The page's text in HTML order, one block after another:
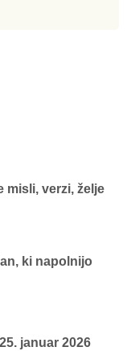
misli, verzi, želje
ki napolnijo
januar 2026